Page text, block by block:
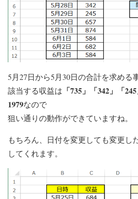
5月27日から5月30日の合計を求める
該当する収益は 「735」「342」「
1979なので
狙い通りの動作ができていますね。
もちろん、日付を変更しても変更し
してくれます。